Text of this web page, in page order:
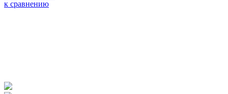
к сравнению